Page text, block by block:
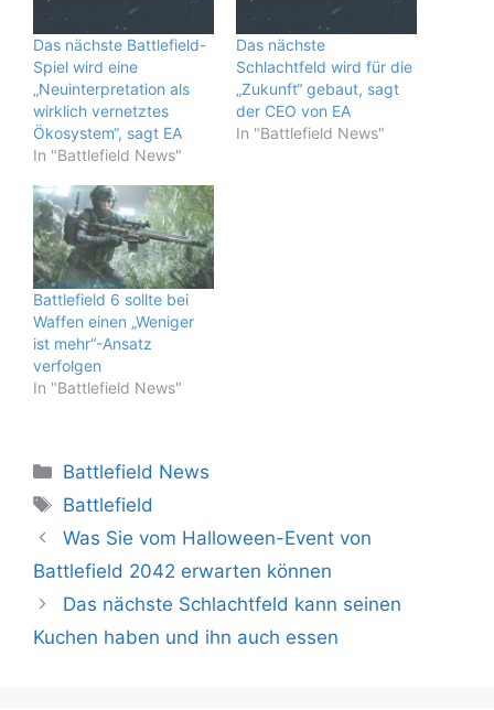
Das nächste Battlefield-
Spiel wird eine
„Neuinterpretation als
wirklich vernetztes
Ökosystem“, sagt EA
In "Battlefield News"
Das nächste
Schlachtfeld wird für die
„Zukunft“ gebaut, sagt
der CEO von EA
In "Battlefield News"
Battlefield 6 sollte bei
Waffen einen „Weniger
ist mehr“-Ansatz
verfolgen
In "Battlefield News"
Kategorien
Battlefield News
Schlagwörter
Battlefield
Was Sie vom Halloween-Event von
Battlefield 2042 erwarten können
Das nächste Schlachtfeld kann seinen
Kuchen haben und ihn auch essen